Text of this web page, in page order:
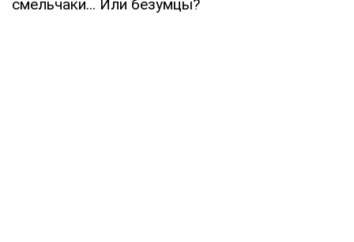
смельчаки... Или безумцы?